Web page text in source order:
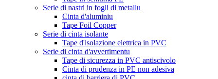
Serie di nastri in fogli di metallu
Cinta d'aluminiu
Tape Foil Copper
Serie di cinta isolante
Tape d'isolazione elettrica in PVC
Serie di cinta d'avvertimentu
Tape di sicurezza in PVC antiscivolo
Cinta di prudenza in PE non adesiva